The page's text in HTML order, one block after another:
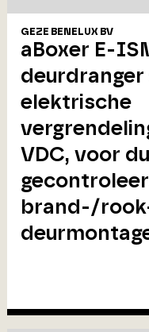
GEZE BENELUX BV
aBoxer E-
elektrische
VDC, voor
brand-/